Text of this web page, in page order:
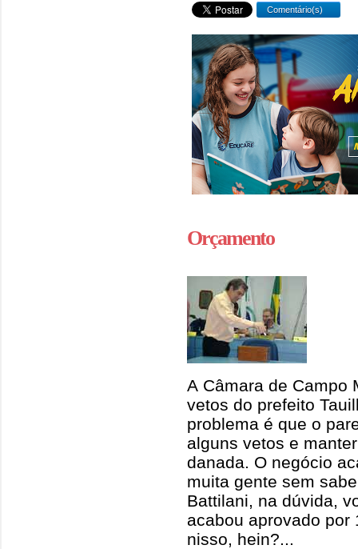
Comentário(s)
Orçamento
A Câmara de Campo
vetos do prefeito
problema é que o
alguns vetos e
danada. O negócio
muita gente sem
Battilani, na dúvida,
acabou aprovado por
nisso, hein?...